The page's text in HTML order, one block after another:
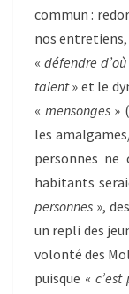
commun :
nos
« défendre
talent» et le
« mensonges»
les
personnes ne
habitants
personnes »,
un repli des
volonté des
puisque «